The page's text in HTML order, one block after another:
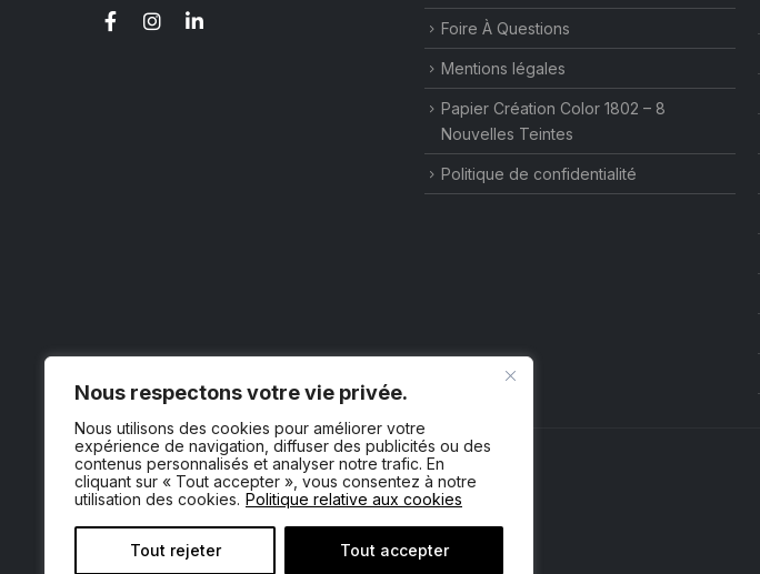
Nous respectons votre vie privée.
Nous utilisons des cookies pour améliorer votre
expérience de navigation, diffuser des publicités ou des
contenus personnalisés et analyser notre trafic. En
cliquant sur « Tout accepter », vous consentez à notre
utilisation des cookies. Politique relative aux cookies
Tout rejeter Tout accepter
Foire À Questions
Mentions légales
Papier Création Color 1802 – 8
Nouvelles Teintes
Politique de confidentialité